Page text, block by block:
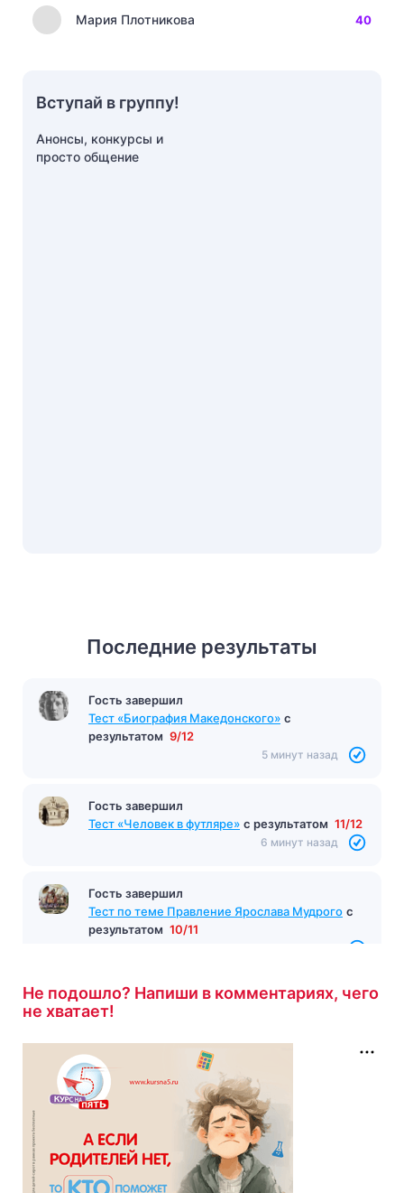
Последние результаты
Гость завершил
Тест «Биография Македонского» с
результатом 9/12
5 минут назад
Гость завершил
Тест «Человек в футляре» с результатом 11/12
6 минут назад
Гость завершил
Тест по теме Правление Ярослава Мудрого с
результатом 10/11
Не подошло? Напиши в комментариях, чего
не хватает!
Мария Плотникова 40
Вступай в группу!
Анонсы, конкурсы и
просто общение